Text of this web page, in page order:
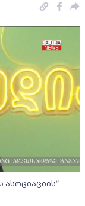
ასოციაციის”